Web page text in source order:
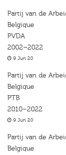
Partij van de
Belgique
PVDA
2002–2022
9 Jun 20
Partij van de
Belgique
PTB
2010–2022
9 Jun 20
Partij van de
Belgique